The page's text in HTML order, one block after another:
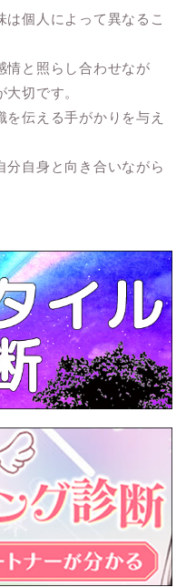
個人によって異なるこ
情と照らし合わせなが
切です。
伝える手がかりを与え
分自身と向き合いながら